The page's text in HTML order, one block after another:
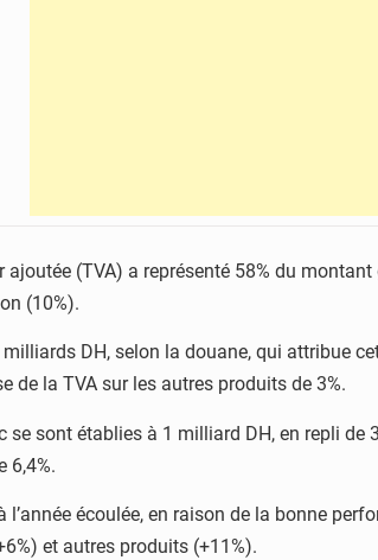
(TVA) a représenté 58% du
(10%).
DH, selon la douane, qui attribue
de la TVA sur les autres produits de 3%.
sont établies à 1 milliard DH, en repli
6,4%.
écoulée, en raison de la bonne
et autres produits (+11%).